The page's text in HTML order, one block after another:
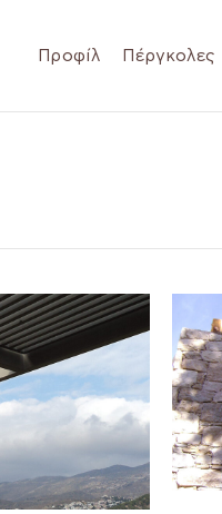
Προφίλ Πέργκολες